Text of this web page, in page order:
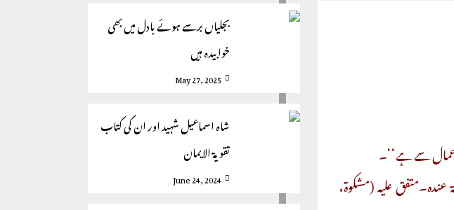
سے ہے‘‘۔
علیہ (مشکوۃ،
بجلیاں برسے ہوئے بادل میں بھی
خوابیدہ ہیں
May 27, 2025
شاہ اسماعیل شہید اور ان کی کتاب
تقویۃ الایمان
June 24, 2024